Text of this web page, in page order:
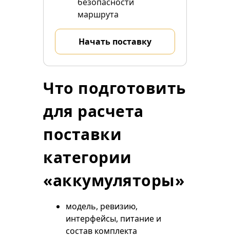
маршрута
Начать поставку
Что подготовить
для расчета
поставки
категории
«аккумуляторы»
модель, ревизию,
интерфейсы, питание и
состав комплекта